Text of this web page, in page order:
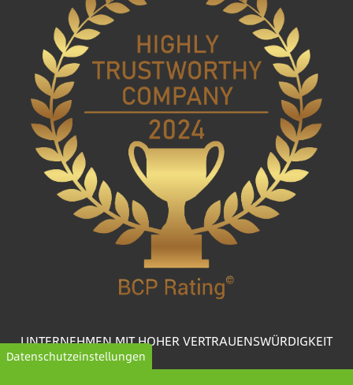
UNTERNEHMEN MIT HOHER VERTRAUENSWÜRDIGKEIT
Das BCP Rating© ist ein einzigartig entwickelter
Datenschutzeinstellungen